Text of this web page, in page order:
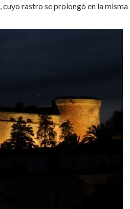
rastro se prolongó en la misma